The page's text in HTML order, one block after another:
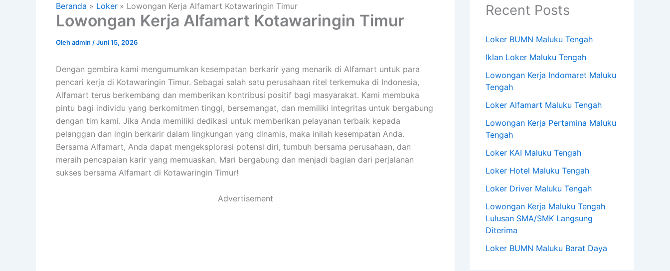
Beranda Loker Lowongan Kerja Alfamart Kotawaringin Timur
Lowongan Kerja Alfamart Kotawaringin Timur
Olehadmin /Juni 15, 2026
Dengan gembira kami mengumumkan kesempatan berkarir yang menarik di Alfamart untuk para
pencari kerja di Kotawaringin Timur. Sebagai salah satu perusahaan ritel terkemuka di Indonesia,
Alfamart terus berkembang dan memberikan kontribusi positif bagi masyarakat. Kami membuka
pintu bagi individu yang berkomitmen tinggi, bersemangat, dan memiliki integritas untuk bergabung
dengan tim kami. Jika Anda memiliki dedikasi untuk memberikan pelayanan terbaik kepada
pelanggan dan ingin berkarir dalam lingkungan yang dinamis, maka inilah kesempatan Anda.
Bersama Alfamart, Anda dapat mengeksplorasi potensi diri, tumbuh bersama perusahaan, dan
meraih pencapaian karir yang memuaskan. Mari bergabung dan menjadi bagian dari perjalanan
sukses bersama Alfamart di Kotawaringin Timur!
Advertisement
Recent Posts
Loker BUMN Maluku Tengah
Iklan Loker Maluku Tengah
Lowongan Kerja Indomaret Maluku
Tengah
Loker Alfamart Maluku Tengah
Lowongan Kerja Pertamina Maluku
Tengah
Loker KAI Maluku Tengah
Loker Hotel Maluku Tengah
Loker Driver Maluku Tengah
Lowongan Kerja Maluku Tengah
Lulusan SMA/SMK Langsung
Diterima
Loker BUMN Maluku Barat Daya